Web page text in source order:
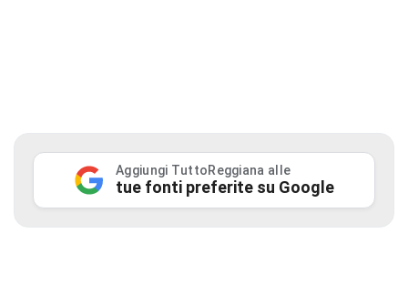
Aggiungi TuttoReggiana alle
tue fonti preferite su Google